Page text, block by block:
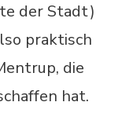
der Stadt)
praktisch
die
hat.